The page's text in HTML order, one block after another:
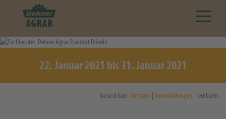
22. Januar 2021 bis 31. Januar 2021
Sie sind hier:Startseite Veranstaltungen | Test Event